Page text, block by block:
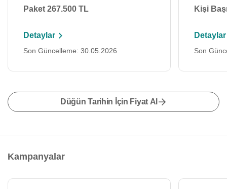
Paket 267.500 TL
Detaylar
Son Güncelleme: 30.05.2026
Kişi
Detaylar
Son
Düğün Tarihin İçin Fiyat Al
Kampanyalar